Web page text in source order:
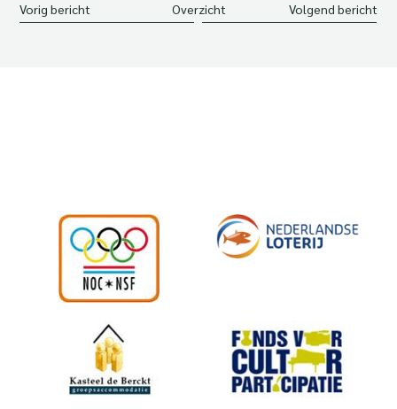
Vorig bericht Overzicht Volgend bericht